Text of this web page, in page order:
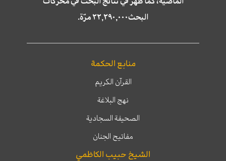
البحث٢٢,٢٩٠,٠٠٠ مرّة.
منابع الحكمة
القرآن الكريم
نهج البلاغة
الصحيفة السجادية
مفاتيح الجنان
الشيخ حبيب الكاظمي